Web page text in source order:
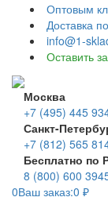
Оптовым
Доставка
info@1-
Оставить
Москва
+7 (495) 445
Санкт-
+7 (812) 565
Бесплатно по
8 (800) 600
0Ваш заказ:0 ₽